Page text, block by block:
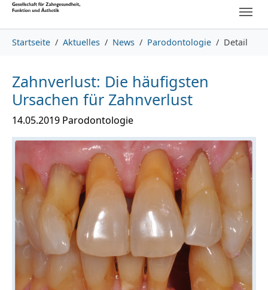
Skip to main content
Skip to page footer
Startseite Aktuelles News Parodontologie Detail
Zahnverlust: Die häufigsten
Ursachen für Zahnverlust
14.05.2019 Parodontologie